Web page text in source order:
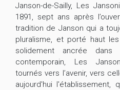
Janson-de-Sailly, Les
1891, sept ans après
tradition de Janson qui a
pluralisme, et porté haut
solidement ancrée
contemporain, Les
tournés vers l’avenir, vers
aujourd'hui l'établissement,